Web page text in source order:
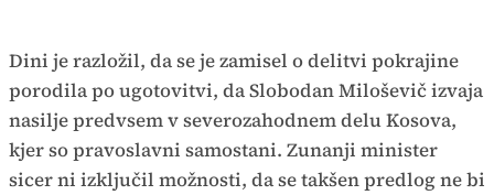
Dini je razložil, da se je zamisel o delitvi pokrajine
porodila po ugotovitvi, da Slobodan Miloševič izvaja
nasilje predvsem v severozahodnem delu Kosova,
kjer so pravoslavni samostani. Zunanji minister
sicer ni izključil možnosti, da se takšen predlog ne bi